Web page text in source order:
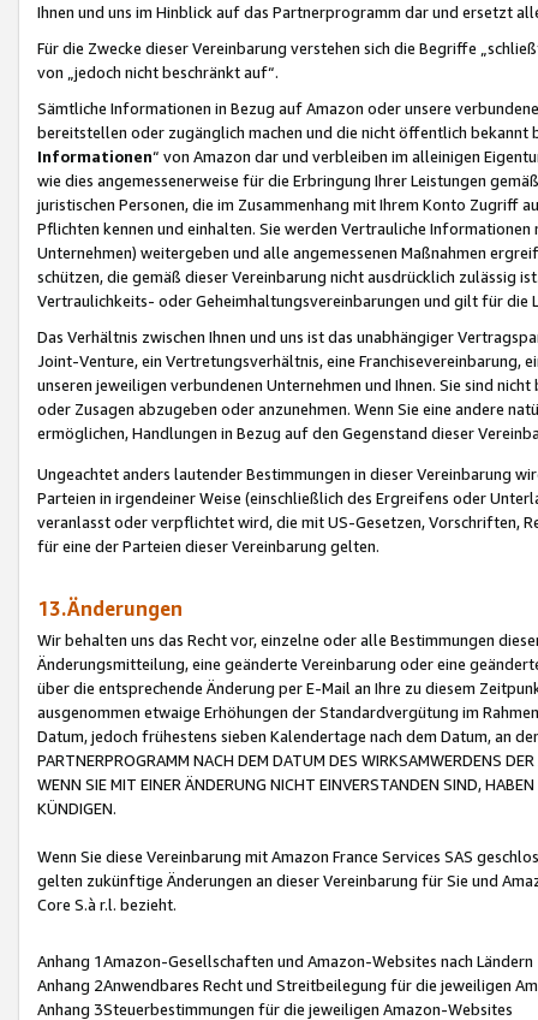
Ihnen und uns im Hinblick auf das Partnerprogramm dar und ersetzt
Für die Zwecke dieser Vereinbarung verstehen sich die Begriffe
von „jedoch nicht beschränkt auf“.
Sämtliche Informationen in Bezug auf Amazon oder unsere
bereitstellen oder zugänglich machen und die nicht öffentlich
Informationen“ von Amazon dar und verbleiben im alleinigen
wie dies angemessenerweise für die Erbringung Ihrer Leistungen
juristischen Personen, die im Zusammenhang mit Ihrem Konto
Pflichten kennen und einhalten. Sie werden Vertrauliche
Unternehmen) weitergeben und alle angemessenen Maßnahmen
schützen, die gemäß dieser Vereinbarung nicht ausdrücklich zulässig
Vertraulichkeits- oder Geheimhaltungsvereinbarungen und gilt für die
Das Verhältnis zwischen Ihnen und uns ist das unabhängiger
Joint-Venture, ein Vertretungsverhältnis, eine Franchisevereinbarung,
unseren jeweiligen verbundenen Unternehmen und Ihnen. Sie sind
oder Zusagen abzugeben oder anzunehmen. Wenn Sie eine andere
ermöglichen, Handlungen in Bezug auf den Gegenstand dieser
Ungeachtet anders lautender Bestimmungen in dieser Vereinbarung
Parteien in irgendeiner Weise (einschließlich des Ergreifens oder
veranlasst oder verpflichtet wird, die mit US-Gesetzen, Vorschriften,
für eine der Parteien dieser Vereinbarung gelten.
13.Änderungen
Wir behalten uns das Recht vor, einzelne oder alle Bestimmungen
Änderungsmitteilung, eine geänderte Vereinbarung oder eine
über die entsprechende Änderung per E-Mail an Ihre zu diesem
ausgenommen etwaige Erhöhungen der Standardvergütung im
Datum, jedoch frühestens sieben Kalendertage nach dem Datum, an
PARTNERPROGRAMM NACH DEM DATUM DES WIRKSAMWERDENS
WENN SIE MIT EINER ÄNDERUNG NICHT EINVERSTANDEN SIND,
KÜNDIGEN.
Wenn Sie diese Vereinbarung mit Amazon France Services SAS
gelten zukünftige Änderungen an dieser Vereinbarung für Sie und
Core S.à r.l. bezieht.
Anhang 1Amazon-Gesellschaften und Amazon-Websites nach Ländern
Anhang 2Anwendbares Recht und Streitbeilegung für die jeweiligen
Anhang 3Steuerbestimmungen für die jeweiligen Amazon-Websites